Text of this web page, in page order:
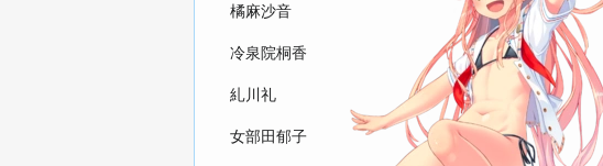
橘麻沙音
冷泉院桐香
糺川礼
女部田郁子